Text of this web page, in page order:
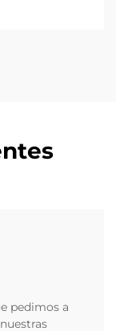
pedimos a